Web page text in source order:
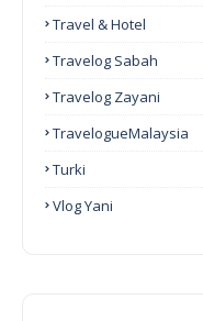
Travel & Hotel
Travelog Sabah
Travelog Zayani
TravelogueMalaysia
Turki
Vlog Yani